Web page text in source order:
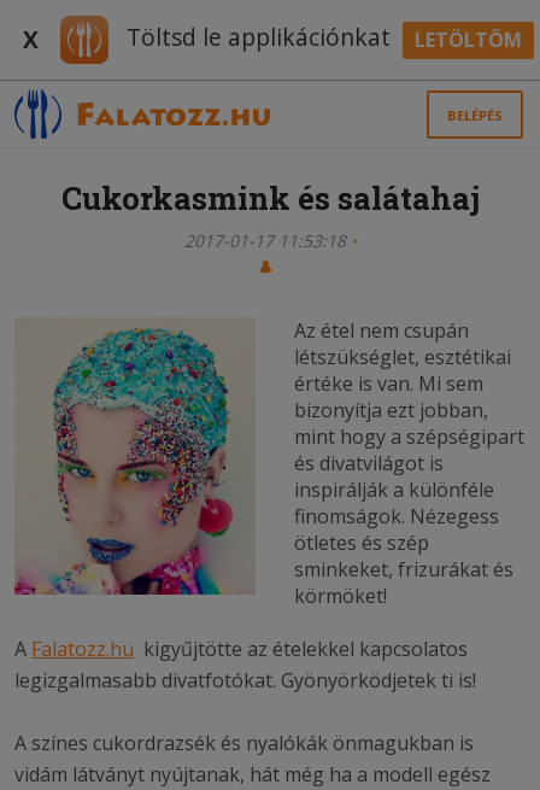
X Töltsd le applikációnkat LETÖLTÖM
BELÉPÉS
Cukorkasmink és salátahaj
2017-01-17 11:53:18
Az étel nem csupán
létszükséglet, esztétikai
értéke is van. Mi sem
bizonyítja ezt jobban,
mint hogy a szépségipart
és divatvilágot is
inspirálják a különféle
finomságok. Nézegess
ötletes és szép
sminkeket, frizurákat és
körmöket!
A Falatozz.hu kigyűjtötte az ételekkel kapcsolatos
legizgalmasabb divatfotókat. Gyönyörködjetek ti is!
A színes cukordrazsék és nyalókák önmagukban is
vidám látványt nyújtanak, hát még ha a modell egész